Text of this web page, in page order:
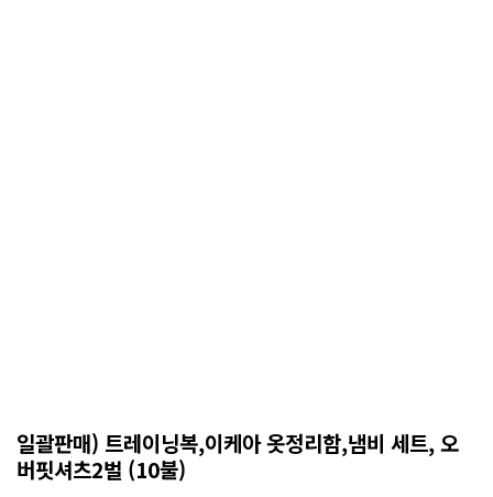
일괄판매) 트레이닝복,이케아 옷정리함,냄비 세트, 오
버핏셔츠2벌 (10불)